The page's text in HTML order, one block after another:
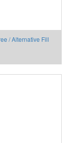
/ Alternative Fill